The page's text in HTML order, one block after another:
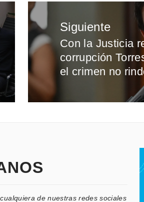
Siguiente
Entrada
siguiente:
Con la Justicia
corrupción
el crimen no
de nuestras redes sociales